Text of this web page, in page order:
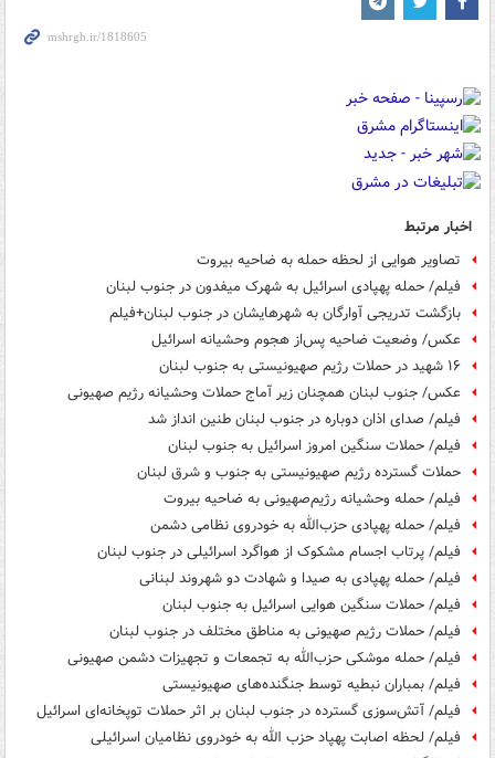
اخبار مرتبط
تصاویر هوایی از لحظه حمله به ضاحیه بیروت
فیلم/ حمله پهپادی اسرائیل به شهرک میفدون در جنوب لبنان
بازگشت تدریجی آوارگان به شهرهایشان در جنوب لبنان+فیلم
عکس/ وضعیت ضاحیه پس‌از هجوم وحشیانه اسرائیل
۱۶ شهید در حملات رژیم صهیونیستی به جنوب لبنان
عکس/ جنوب لبنان همچنان زیر آماج حملات وحشیانه رژیم صهیونی
فیلم/ صدای اذان دوباره در جنوب لبنان طنین انداز شد
فیلم/ حملات سنگین امروز اسرائیل به جنوب لبنان
حملات گسترده رژیم صهیونیستی به جنوب و شرق لبنان
فیلم/ حمله وحشیانه رژیم‌صهیونی به ضاحیه بیروت
فیلم/ حمله پهپادی حزب‌الله به خودروی نظامی دشمن
فیلم/ پرتاب اجسام مشکوک از هواگرد اسرائیلی در جنوب لبنان
فیلم/ حمله پهپادی به صیدا و شهادت دو شهروند لبنانی
فیلم/ حملات سنگین هوایی اسرائیل به جنوب لبنان
فیلم/ حملات رژیم صهیونی به مناطق مختلف در جنوب لبنان
فیلم/ حمله موشکی حزب‌الله به تجمعات و تجهیزات دشمن صهیونی
فیلم/ بمباران نبطیه توسط جنگنده‌های صهیونیستی
فیلم/ آتش‌سوزی گسترده در جنوب لبنان بر اثر حملات توپخانه‌ای اسرائیل
فیلم/ لحظه اصابت پهپاد حزب الله به خودروی نظامیان اسرائیلی